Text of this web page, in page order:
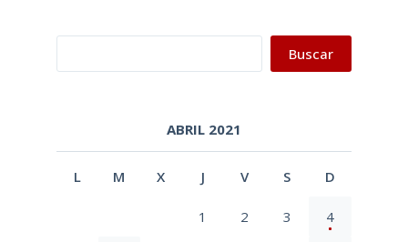
Buscar
ABRIL 2021
L M X J V S D
1 2 3 4